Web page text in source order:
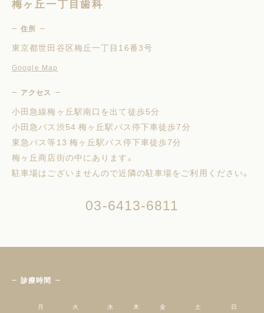
梅ヶ丘一丁目歯科
住所
東京都世田谷区梅丘一丁目16番3号
Google Map
アクセス
小田急線梅ヶ丘駅南口を出て徒歩5分
小田急バス渋54 梅ヶ丘駅バス停下車徒歩7分
東急バス等13 梅ヶ丘駅バス停下車徒歩7分
梅ヶ丘商店街の中にあります。
駐車場はございませんので近隣の駐車場をご利用ください。
03-6413-6811
診療時間
月 火 水 木 金 土 日